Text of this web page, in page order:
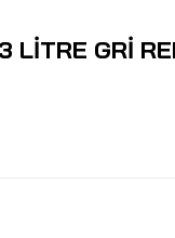
LİTRE GRİ